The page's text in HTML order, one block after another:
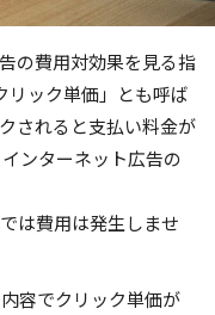
の費用対効果を見る指
リック単価」とも呼ば
されると支払い料金が
ンターネット広告の
は費用は発生しませ
容でクリック単価が